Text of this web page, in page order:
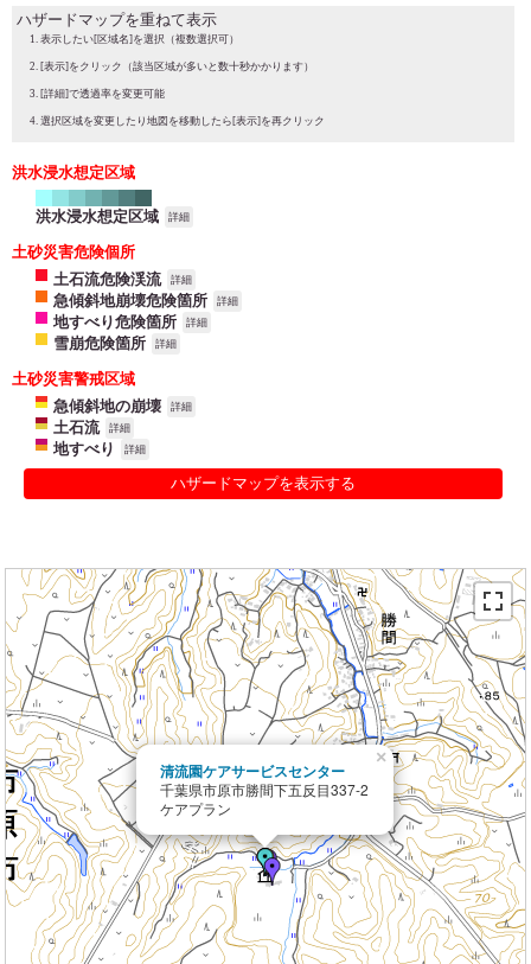
ハザードマップを重ねて表示
表示したい[区域名]を選択（複数選択可）
[表示]をクリック（該当区域が多いと数十秒かかります）
[詳細]で透過率を変更可能
選択区域を変更したり地図を移動したら[表示]を再クリック
洪水浸水想定区域
洪水浸水想定区域 詳細
土砂災害危険個所
土石流危険渓流
詳細
急傾斜地崩壊危険箇所 詳細
地すべり危険箇所 詳細
雪崩危険箇所 詳細
土砂災害警戒区域
急傾斜地の崩壊
詳細
土石流 詳細
地すべり 詳細
ハザードマップを表示する
清流園ケアサービスセンター
千葉県市原市勝間下五反目337-2
ケアプラン
×